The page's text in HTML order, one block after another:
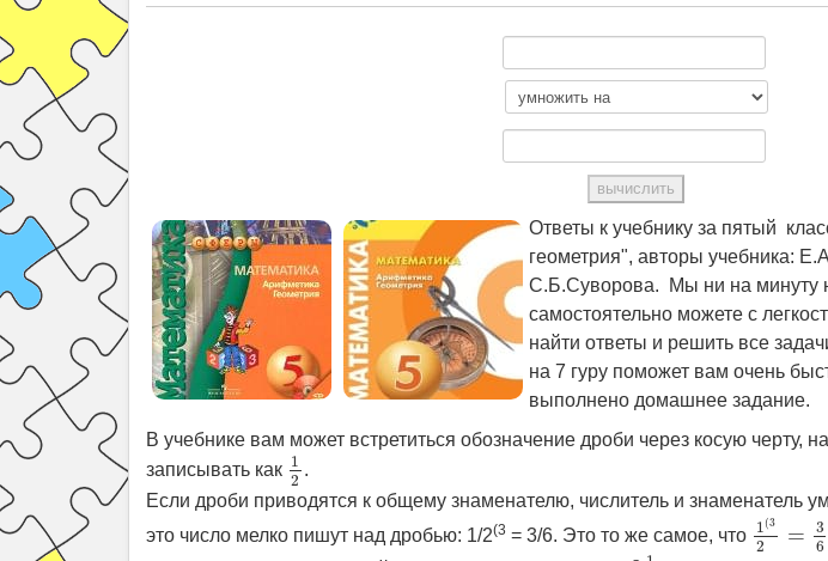
Ответы к учебнику за пятый
геометрия", авторы учебника:
С.Б.Суворова. Мы ни на минуту
самостоятельно можете с
найти ответы и решить все
на 7 гуру поможет вам очень
выполнено домашнее задание.
В учебнике вам может встретиться обозначение дроби через косую черту,
записывать как 1
2
12
.
Если дроби приводятся к общему знаменателю, числитель и знаменатель
это число мелко пишут над дробью: 1/2(3 = 3/6. Это то же самое, что 1(3
2 =
3
6
1(3 =3
3 1